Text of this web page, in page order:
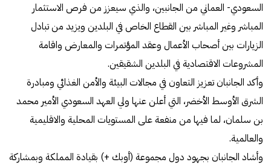
السعودي- العماني من الجانبين، والذي سيعزز من فرص الاستثمار
المباشر وغير المباشر بين القطاع الخاص في البلدين ويزيد من تبادل
الزيارات بين أصحاب الأعمال وعقد المؤتمرات والمعارض واقامة
المشروعات الاقتصادية في البلدين الشقيقين.
وأكد الجانبان تعزيز التعاون في مجالات البيئة والأمن الغذائي ومبادرة
الشرق الأوسط الأخضر، التي أعلن عنها ولي العهد السعودي الأمير محمد
بن سلمان، لما فيها من منفعة على المستويات المحلية والاقليمية
والعالمية.
وأشاد الجانبان بجهود دول مجموعة (أوبك +) بقيادة المملكة وبمشاركة